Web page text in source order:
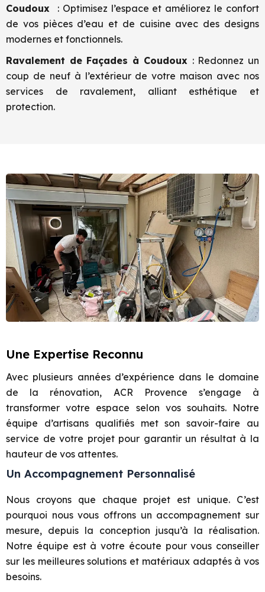
Coudoux
: Optimisez l’espace et améliorez le confort
de vos pièces d’eau et de cuisine avec des designs
modernes et fonctionnels.
Ravalement de Façades à Coudoux : Redonnez un
coup de neuf à l’extérieur de votre maison avec nos
services de ravalement, alliant esthétique et
protection.
Une Expertise Reconnu
Avec plusieurs années d’expérience dans le domaine
de la rénovation, ACR Provence s’engage à
transformer votre espace selon vos souhaits. Notre
équipe d’artisans qualifiés met son savoir-faire au
service de votre projet pour garantir un résultat à la
hauteur de vos attentes.
Un Accompagnement Personnalisé
Nous croyons que chaque projet est unique. C’est
pourquoi nous vous offrons un accompagnement sur
mesure, depuis la conception jusqu’à la réalisation.
Notre équipe est à votre écoute pour vous conseiller
sur les meilleures solutions et matériaux adaptés à vos
besoins.